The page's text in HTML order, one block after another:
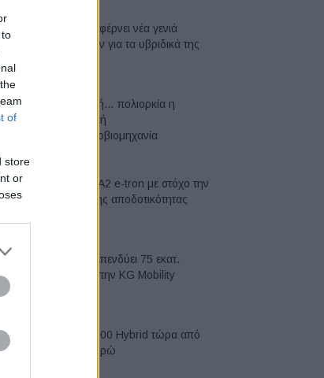
of
store
or
Η Toyota φέρνει νέα γενιά
μπαταριών για τα υβριδικά της
Σε κινεζική… πολιορκία η
ευρωπαϊκή
αυτοκινητοβιομηχανία
Νέο Audi A2 e-tron με στόχο την
κορυφή της αποδοτικότητας
Η Chery επενδύει 75 εκατ.
δολάρια στην KG Mobility
Το FIAT 500 Hybrid τώρα από
18.990 ευρώ